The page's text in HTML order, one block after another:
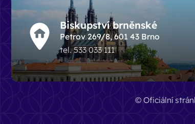
Biskupství brněnské
Petrov 269/8, 601 43 Brno
tel. 533 033 111
© Oficiální